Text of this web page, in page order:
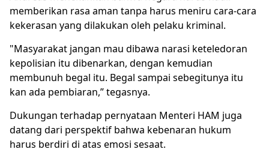
memberikan rasa aman tanpa harus meniru cara-cara
kekerasan yang dilakukan oleh pelaku kriminal.
"Masyarakat jangan mau dibawa narasi keteledoran
kepolisian itu dibenarkan, dengan kemudian
membunuh begal itu. Begal sampai sebegitunya itu
kan ada pembiaran,” tegasnya.
Dukungan terhadap pernyataan Menteri HAM juga
datang dari perspektif bahwa kebenaran hukum
harus berdiri di atas emosi sesaat.